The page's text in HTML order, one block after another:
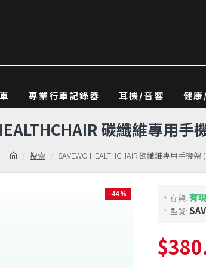
專業行車記錄器 耳機/音響 健
搜索 SAVEWO HEALTHCHAIR 碳纖維專用手機架
碳纖維專用手
-44 % 存貨: 有
型號: